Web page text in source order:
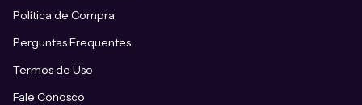
Política de Compra
Perguntas Frequentes
Termos de Uso
Fale Conosco